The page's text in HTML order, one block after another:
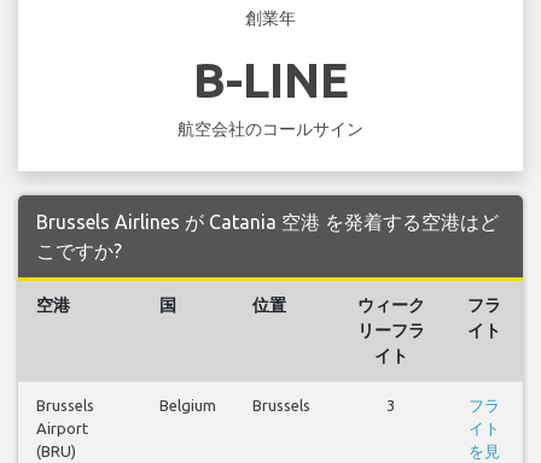
創業年
B-LINE
航空会社のコールサイン
Brussels Airlines が Catania 空港 を発着する空港はど
こですか?
空港 国 位置
ウィーク
リーフラ
イト
フラ
イト
Brussels
Airport
(BRU)
Belgium Brussels 3
フラ
イト
を見